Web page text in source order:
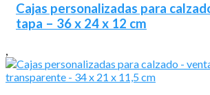
Cajas personalizadas para
tapa – 36 x 24 x 12 cm